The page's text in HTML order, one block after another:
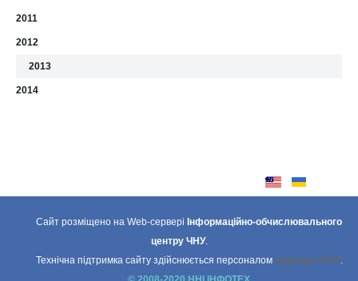
2011
2012
2013
2014
Сайт розміщено на Web-сервері Інформаційно-обчислювального
центру ЧНУ.
Технічна підтримка сайту здійснюється персоналом кафедри АКІТ.